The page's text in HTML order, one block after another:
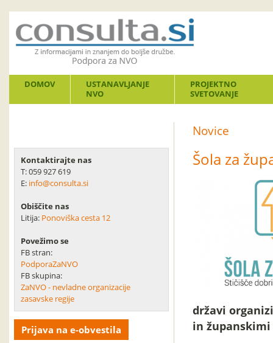
DOMOV
USTANAVLJANJE
NVO
PROJEKTNO
SVETOVANJE
Kontaktirajte nas
T: 059 927 619
E: info@consulta.si
Obiščite nas
Litija: Ponoviška cesta 12
Povežimo se
FB stran:
PodporaZaNVO
FB skupina:
ZaNVO - nevladne organizacije
zasavske regije
Prijava na e-obvestila
Novice
Šola za
državi
in